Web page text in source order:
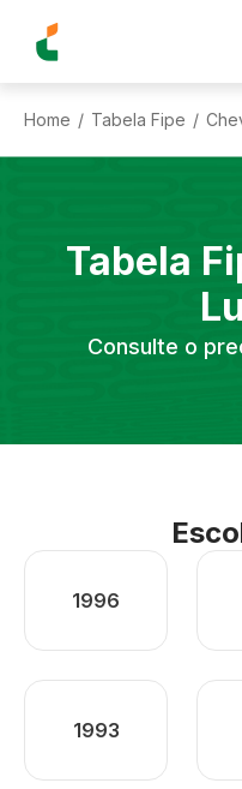
Home / Tabela Fipe /
Tabela
Consulte o
1996
1993